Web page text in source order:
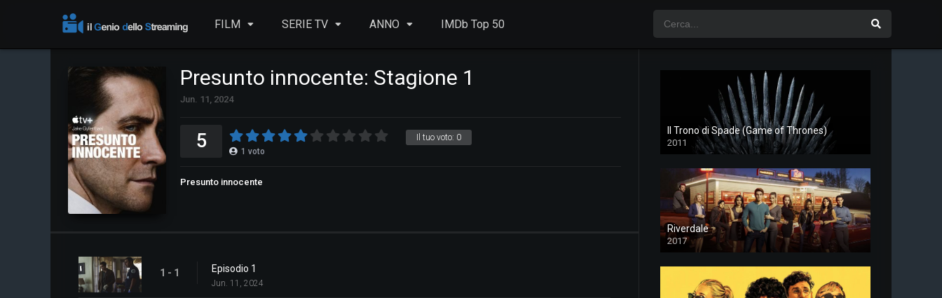
FILM SERIE TV ANNO IMDb Top 50
Presunto innocente: Stagione 1
Jun. 11, 2024
Il tuo voto: 0
5 1 voto
Presunto innocente
1 - 1 Episodio 1
Jun. 11, 2024
Il Trono di Spade (Game of Thrones)
2011
Riverdale
2017